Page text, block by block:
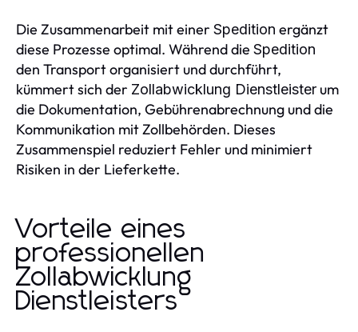
Die Zusammenarbeit mit einer Spedition ergänzt
diese Prozesse optimal. Während die Spedition
den Transport organisiert und durchführt,
kümmert sich der Zollabwicklung Dienstleister um
die Dokumentation, Gebührenabrechnung und die
Kommunikation mit Zollbehörden. Dieses
Zusammenspiel reduziert Fehler und minimiert
Risiken in der Lieferkette.
Vorteile eines
professionellen
Zollabwicklung
Dienstleisters